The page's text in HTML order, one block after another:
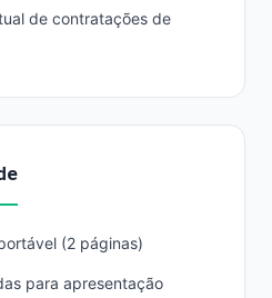
de contratações de
(2 páginas)
para apresentação